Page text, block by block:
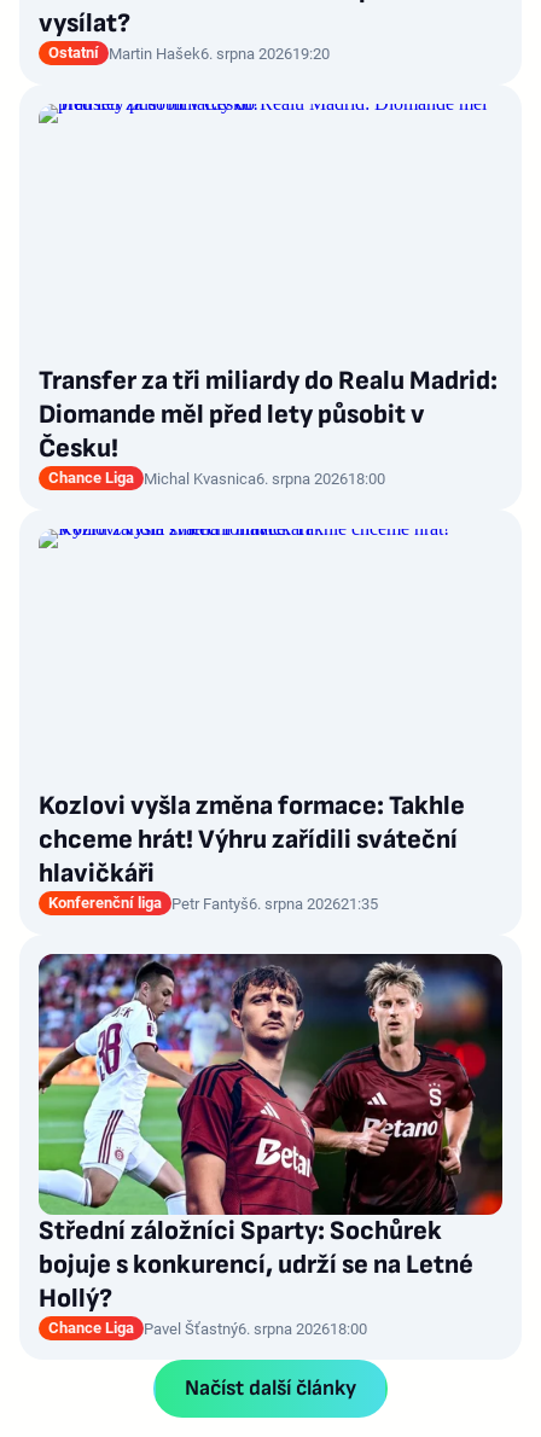
vysílat?
Ostatní Martin Hašek6. srpna 202619:20
Transfer za tři miliardy do Realu Madrid:
Diomande měl před lety působit v
Česku!
Chance Liga Michal Kvasnica6. srpna 202618:00
Kozlovi vyšla změna formace: Takhle
chceme hrát! Výhru zařídili sváteční
hlavičkáři
Konferenční liga Petr Fantyš6. srpna 202621:35
Střední záložníci Sparty: Sochůrek
bojuje s konkurencí, udrží se na Letné
Hollý?
Chance Liga Pavel Šťastný6. srpna 202618:00
Načíst další články